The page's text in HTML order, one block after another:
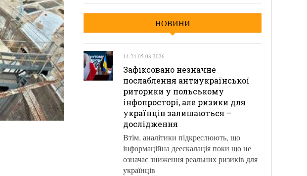
НОВИНИ
14:24 05.08.2026
Зафіксовано незначне
послаблення антиукраїнської
риторики у польському
інфопросторі, але ризики для
українців залишаються –
дослідження
Втім, аналітики підкреслюють, що
інформаційна деескалація поки що не
означає зниження реальних ризиків для
українців